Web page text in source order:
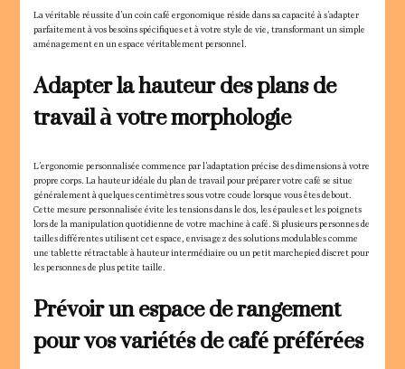
La véritable réussite d’un coin café ergonomique réside dans sa capacité à s’adapter
parfaitement à vos besoins spécifiques et à votre style de vie, transformant un simple
aménagement en un espace véritablement personnel.
Adapter la hauteur des plans de
travail à votre morphologie
L’ergonomie personnalisée commence par l’adaptation précise des dimensions à votre
propre corps. La hauteur idéale du plan de travail pour préparer votre café se situe
généralement à quelques centimètres sous votre coude lorsque vous êtes debout.
Cette mesure personnalisée évite les tensions dans le dos, les épaules et les poignets
lors de la manipulation quotidienne de votre machine à café. Si plusieurs personnes de
tailles différentes utilisent cet espace, envisagez des solutions modulables comme
une tablette rétractable à hauteur intermédiaire ou un petit marchepied discret pour
les personnes de plus petite taille.
Prévoir un espace de rangement
pour vos variétés de café préférées